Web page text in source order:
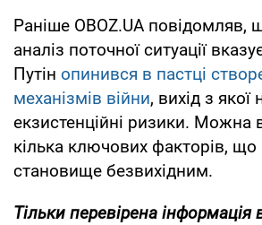
Раніше OBOZ.UA повідомляв,
аналіз поточної ситуації
Путін опинився в пастці
механізмів війни, вихід з якої
екзистенційні ризики. Можна
кілька ключових факторів, що
становище безвихідним.
Тільки перевірена інформація